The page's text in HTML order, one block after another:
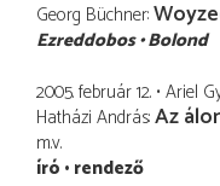
Georg Büchner
Ezreddobos Bolond
2005. február 12. Ariel
Hatházi András Az
m.v.
író rendező